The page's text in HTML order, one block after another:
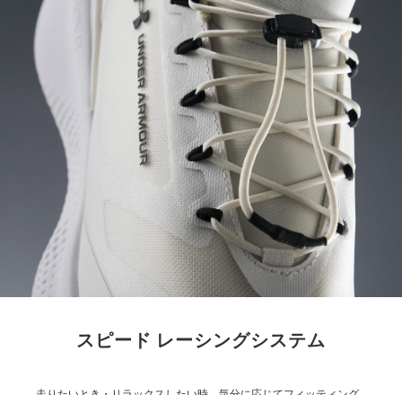
スピード レーシングシステム